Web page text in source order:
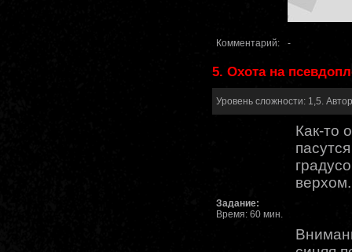
Комментарий: -
5. Охота на
Уровень сложности: 1,5.
Задание:
Время: 60 мин.
Как-то